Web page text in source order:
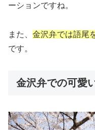
ーションですね。
また、 金沢弁では語尾
です。
金沢弁での可愛